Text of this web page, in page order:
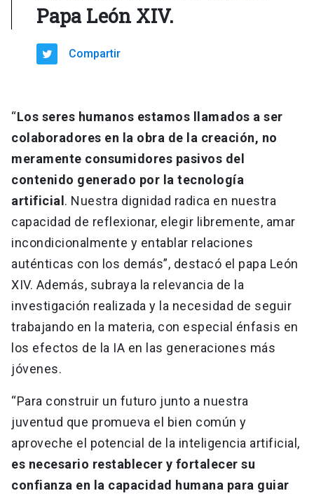
Papa León XIV.
Compartir
“Los seres humanos estamos llamados a ser
colaboradores en la obra de la creación, no
meramente consumidores pasivos del
contenido generado por la tecnología
artificial . Nuestra dignidad radica en nuestra
capacidad de reflexionar, elegir libremente, amar
incondicionalmente y entablar relaciones
auténticas con los demás”, destacó el papa León
XIV. Además, subraya la relevancia de la
investigación realizada y la necesidad de seguir
trabajando en la materia, con especial énfasis en
los efectos de la IA en las generaciones más
jóvenes.
“Para construir un futuro junto a nuestra
juventud que promueva el bien común y
aproveche el potencial de la inteligencia artificial,
es necesario restablecer y fortalecer su
confianza en la capacidad humana para guiar